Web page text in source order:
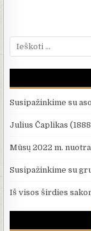
Ieškoti:
Susipažinkime su
Julius Čaplikas
Mūsų 2022 m.
Susipažinkime su
Iš visos širdies